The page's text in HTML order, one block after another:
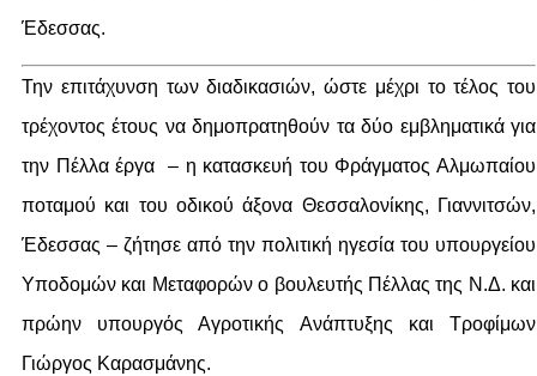
Έδεσσας.
Την επιτάχυνση των διαδικασιών, ώστε μέχρι το τέλος του
τρέχοντος έτους να δημοπρατηθούν τα δύο εμβληματικά για
την Πέλλα έργα – η κατασκευή του Φράγματος Αλμωπαίου
ποταμού και του οδικού άξονα Θεσσαλονίκης, Γιαννιτσών,
Έδεσσας – ζήτησε από την πολιτική ηγεσία του υπουργείου
Υποδομών και Μεταφορών ο βουλευτής Πέλλας της Ν.Δ. και
πρώην υπουργός Αγροτικής Ανάπτυξης και Τροφίμων
Γιώργος Καρασμάνης.